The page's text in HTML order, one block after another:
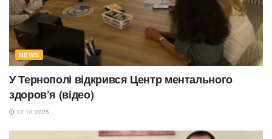
NEWS
У Тернополі відкрився Центр ментального
здоров’я (відео)
12.10.2025